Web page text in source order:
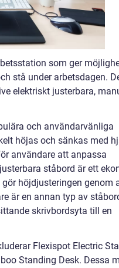
som ger
stå under arbetsdagen.
elektriskt justerbara,
och användarvänliga
höjas och sänkas med
användare att anpassa
ståbord är ett
höjdjusteringen genom
är en annan typ av
skrivbordsyta till en
Flexispot Electric
Standing Desk. Dessa